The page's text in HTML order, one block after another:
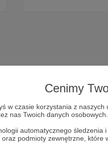
Cenimy
w czasie korzystania z
nas Twoich danych osobowych.
automatycznego
podmioty zewnętrzne, które
Dołącz do